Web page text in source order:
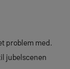
problem med.
jubelscenen